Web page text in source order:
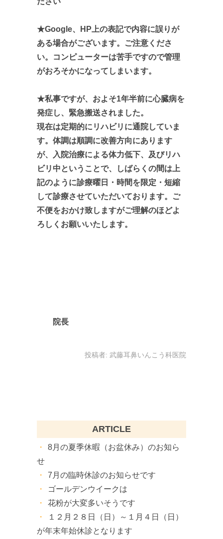
★Google、HP上の表記で内容に誤りが
ある場合がございます。ご注意くださ
い。コンピューターは苦手ですので管理
がおろそかになってしまいます。
★私事ですが、およそ1年半前に心臓病を
発症し、緊急搬送されました。
現在は定期的にリハビリに通院していま
す。体調は順調に改善方向にあります
が、入院治療による体力低下、及びリハ
ビリ中ということで、しばらくの間は上
記のように診療曜日・時間を限定・短縮
して診療させていただいております。ご
不便をおかけ致しますがご理解のほどよ
ろしくお願いいたします。
院長
投稿者: 武藤耳鼻いんこう科医院
ARTICLE
8月の夏季休暇（お盆休み）のお知ら
せ
7月の臨時休診のお知らせです
ゴールデンウイークは
花粉が大変多いそうです
１２月２８日（日）～１月４日（日）
が年末年始休診となります